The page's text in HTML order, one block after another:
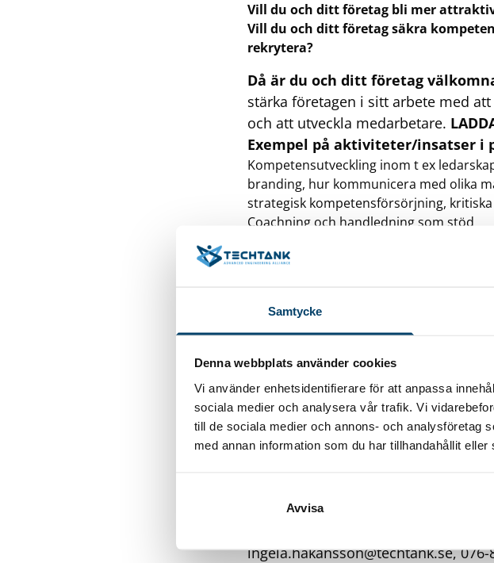
Samtycke
Denna webbplats använder cookies
Vi använder enhetsidentifierare för att anpassa
sociala medier och analysera vår trafik. Vi
till de sociala medier och annons- och analysföretag
med annan information som du har tillhandahållit
Avvisa
Vill du och ditt företag bli mer
Vill du och ditt företag säkra
rekrytera?
Då är du och ditt företag
stärka företagen i sitt arbete med
och att utveckla medarbetare.
Exempel på aktiviteter/insatser i
Kompetensutveckling inom t ex
branding, hur kommunicera med olika
strategisk kompetensförsörjning,
Coachning och handledning som stöd
samverkansprojekt mellan följande
Blekinge Business Incubator
Blue Science Park
NetPort Science Park
Ronneby Business Center
Techtank Advanced Engineering Alliance
Vad är ESFEuropeiska socialfonden
sedan går till lokala, regionala och
näringslivet och stärker
ingela.hakansson@techtank.se,